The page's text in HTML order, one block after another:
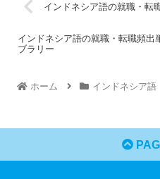
インドネシア語の就職・転
インドネシア語の就職・転職頻出
ブラリー
ホーム インドネシア語